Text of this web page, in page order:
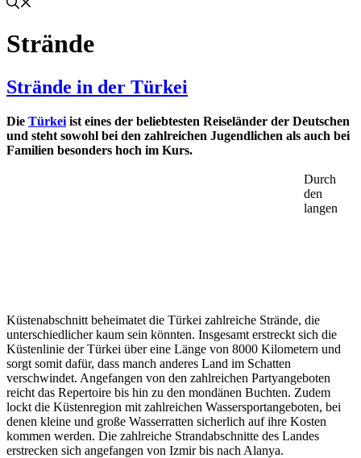
Strände
Strände in der Türkei
Die Türkei ist eines der beliebtesten Reiseländer der Deutschen
und steht sowohl bei den zahlreichen Jugendlichen als auch bei
Familien besonders hoch im Kurs.
Durch
den
langen
Küstenabschnitt beheimatet die Türkei zahlreiche Strände, die
unterschiedlicher kaum sein könnten. Insgesamt erstreckt sich die
Küstenlinie der Türkei über eine Länge von 8000 Kilometern und
sorgt somit dafür, dass manch anderes Land im Schatten
verschwindet. Angefangen von den zahlreichen Partyangeboten
reicht das Repertoire bis hin zu den mondänen Buchten. Zudem
lockt die Küstenregion mit zahlreichen Wassersportangeboten, bei
denen kleine und große Wasserratten sicherlich auf ihre Kosten
kommen werden. Die zahlreiche Strandabschnitte des Landes
erstrecken sich angefangen von Izmir bis nach Alanya.